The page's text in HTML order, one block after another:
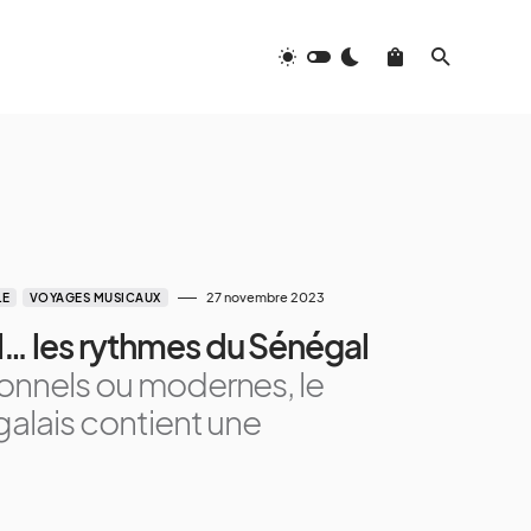
VOYAGES MUSICAUX 27 novembre 2023
les rythmes du Sénégal
ou modernes, le
contient une